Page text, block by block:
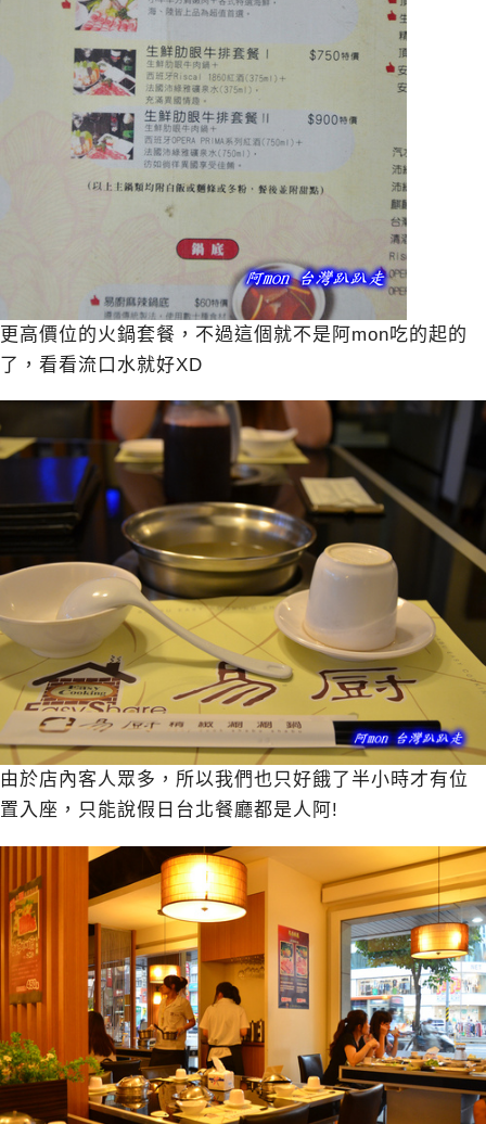
更高價位的火鍋套餐，不過這個就不是阿mon吃的起的
了，看看流口水就好XD
由於店內客人眾多，所以我們也只好餓了半小時才有位
置入座，只能說假日台北餐廳都是人阿!